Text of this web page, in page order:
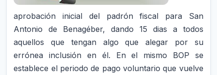
aprobación inicial del padrón fiscal para San
Antonio de Benagéber, dando 15 dias a todos
aquellos que tengan algo que alegar por su
errónea inclusión en él. En el mismo BOP se
establece el periodo de pago voluntario que vuelve